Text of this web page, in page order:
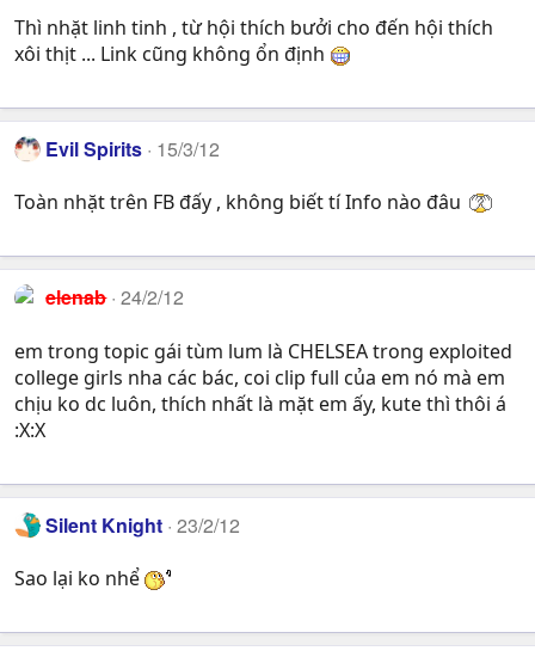
Thì nhặt linh tinh , từ hội thích bưởi cho đến hội thích
xôi thịt ... Link cũng không ổn định
Evil Spirits 15/3/12
Toàn nhặt trên FB đấy , không biết tí Info nào đâu
elenab 24/2/12
em trong topic gái tùm lum là CHELSEA trong exploited
college girls nha các bác, coi clip full của em nó mà em
chịu ko dc luôn, thích nhất là mặt em ấy, kute thì thôi á
:X:X
Silent Knight 23/2/12
Sao lại ko nhể